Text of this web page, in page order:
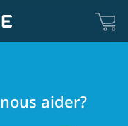
aider?